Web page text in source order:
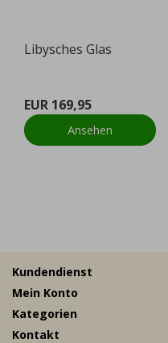
Libysches Glas
EUR 169,95
Ansehen
Kundendienst
Mein Konto
Kategorien
Kontakt